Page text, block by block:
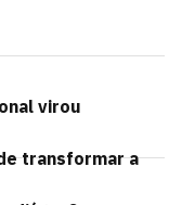
virou
transformar a